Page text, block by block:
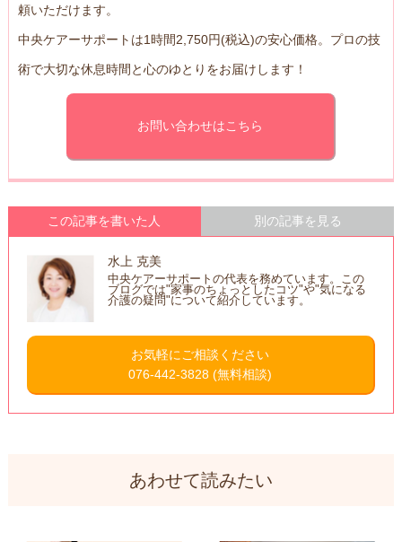
頼いただけます。
中央ケアーサポートは1時間2,750円(税込)の安心価格。プロの技
術で大切な休息時間と心のゆとりをお届けします！
お問い合わせはこちら
この記事を書いた人 別の記事を見る
水上 克美
中央ケアーサポートの代表を務めています。この
ブログでは"家事のちょっとしたコツ"や"気になる
介護の疑問"について紹介しています。
お気軽にご相談ください
076-442-3828 (無料相談)
あわせて読みたい